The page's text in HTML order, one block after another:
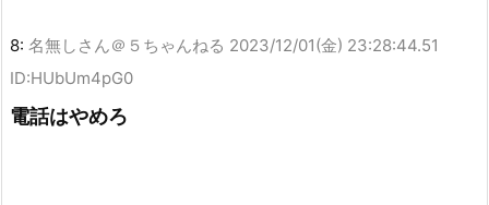
8: 名無しさん＠５ちゃんねる 2023/12/01(金) 23:28:44.51
ID:HUbUm4pG0
電話はやめろ